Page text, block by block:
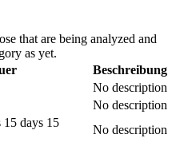
that are being analyzed and
as yet.
Beschreibung
No description
No description
15 days 15
No description